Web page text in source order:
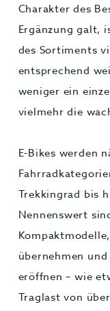
Charakter des
Ergänzung galt,
des Sortiments
entsprechend
weniger ein
vielmehr die
E-Bikes werden
Trekkingrad bis
Nennenswert
übernehmen
eröffnen – wie
Traglast von